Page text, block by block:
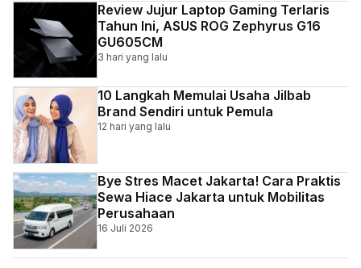
Review Jujur Laptop Gaming Terlaris
Tahun Ini, ASUS ROG Zephyrus G16
GU605CM
3 hari yang lalu
10 Langkah Memulai Usaha Jilbab
Brand Sendiri untuk Pemula
12 hari yang lalu
Bye Stres Macet Jakarta! Cara Praktis
Sewa Hiace Jakarta untuk Mobilitas
Perusahaan
16 Juli 2026